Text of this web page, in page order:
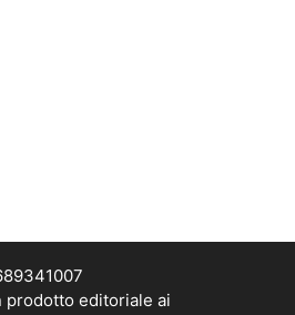
prodotto editoriale ai